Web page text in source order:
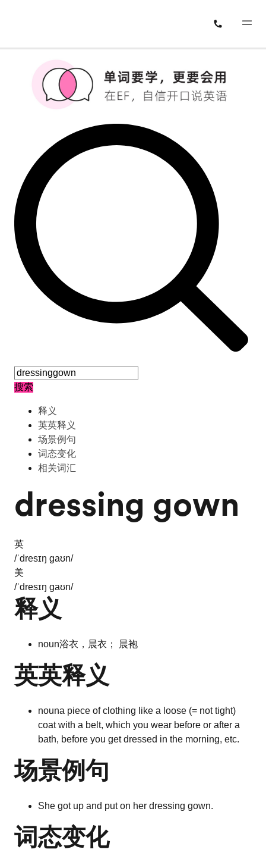
搜索
释义
英英释义
场景例句
词态变化
相关词汇
dressing gown
英
/ˈdresɪŋ ɡaʊn/
美
/ˈdresɪŋ ɡaʊn/
释义
noun浴衣，晨衣； 晨袍
英英释义
nouna piece of clothing like a loose (= not tight)
coat with a belt, which you wear before or after a
bath, before you get dressed in the morning, etc.
场景例句
She got up and put on her dressing gown.
词态变化